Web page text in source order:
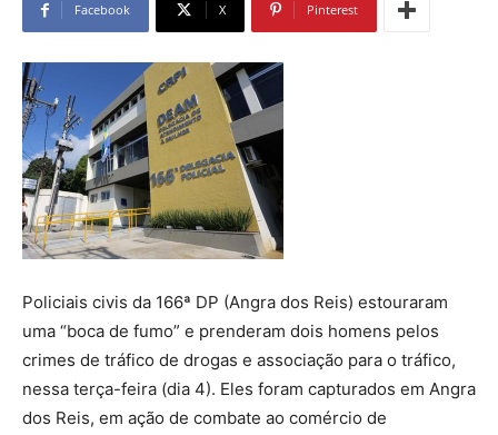
Facebook X Pinterest
Policiais civis da 166ª DP (Angra dos Reis) estouraram
uma “boca de fumo” e prenderam dois homens pelos
crimes de tráfico de drogas e associação para o tráfico,
nessa terça-feira (dia 4). Eles foram capturados em Angra
dos Reis, em ação de combate ao comércio de